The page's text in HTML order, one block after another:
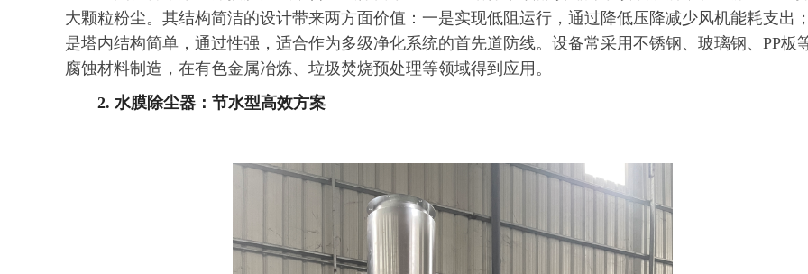
大颗粒粉尘。其结构简洁的设计带来两方面价值：一是实现低阻运行，通过降低压降减少风机能耗支出
是塔内结构简单，通过性强，适合作为多级净化系统的首先道防线。设备常采用不锈钢、玻璃钢、PP板
腐蚀材料制造，在有色金属冶炼、垃圾焚烧预处理等领域得到应用。
2. 水膜除尘器：节水型高效方案